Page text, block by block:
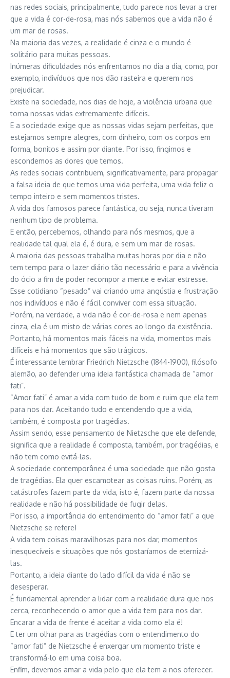
nas redes sociais, principalmente, tudo parece nos levar a crer
que a vida é cor-de-rosa, mas nós sabemos que a vida não é
um mar de rosas.
Na maioria das vezes, a realidade é cinza e o mundo é
solitário para muitas pessoas.
Inúmeras dificuldades nós enfrentamos no dia a dia, como, por
exemplo, indivíduos que nos dão rasteira e querem nos
prejudicar.
Existe na sociedade, nos dias de hoje, a violência urbana que
torna nossas vidas extremamente difíceis.
E a sociedade exige que as nossas vidas sejam perfeitas, que
estejamos sempre alegres, com dinheiro, com os corpos em
forma, bonitos e assim por diante. Por isso, fingimos e
escondemos as dores que temos.
As redes sociais contribuem, significativamente, para propagar
a falsa ideia de que temos uma vida perfeita, uma vida feliz o
tempo inteiro e sem momentos tristes.
A vida dos famosos parece fantástica, ou seja, nunca tiveram
nenhum tipo de problema.
E então, percebemos, olhando para nós mesmos, que a
realidade tal qual ela é, é dura, e sem um mar de rosas.
A maioria das pessoas trabalha muitas horas por dia e não
tem tempo para o lazer diário tão necessário e para a vivência
do ócio a fim de poder recompor a mente e evitar estresse.
Esse cotidiano “pesado” vai criando uma angústia e frustração
nos indivíduos e não é fácil conviver com essa situação.
Porém, na verdade, a vida não é cor-de-rosa e nem apenas
cinza, ela é um misto de várias cores ao longo da existência.
Portanto, há momentos mais fáceis na vida, momentos mais
difíceis e há momentos que são trágicos.
É interessante lembrar Friedrich Nietzsche (1844-1900), filósofo
alemão, ao defender uma ideia fantástica chamada de “amor
fati”.
“Amor fati” é amar a vida com tudo de bom e ruim que ela tem
para nos dar. Aceitando tudo e entendendo que a vida,
também, é composta por tragédias.
Assim sendo, esse pensamento de Nietzsche que ele defende,
significa que a realidade é composta, também, por tragédias, e
não tem como evitá-las.
A sociedade contemporânea é uma sociedade que não gosta
de tragédias. Ela quer escamotear as coisas ruins. Porém, as
catástrofes fazem parte da vida, isto é, fazem parte da nossa
realidade e não há possibilidade de fugir delas.
Por isso, a importância do entendimento do “amor fati” a que
Nietzsche se refere!
A vida tem coisas maravilhosas para nos dar, momentos
inesquecíveis e situações que nós gostaríamos de eternizá-
las.
Portanto, a ideia diante do lado difícil da vida é não se
desesperar.
É fundamental aprender a lidar com a realidade dura que nos
cerca, reconhecendo o amor que a vida tem para nos dar.
Encarar a vida de frente é aceitar a vida como ela é!
E ter um olhar para as tragédias com o entendimento do
“amor fati” de Nietzsche é enxergar um momento triste e
transformá-lo em uma coisa boa.
Enfim, devemos amar a vida pelo que ela tem a nos oferecer.